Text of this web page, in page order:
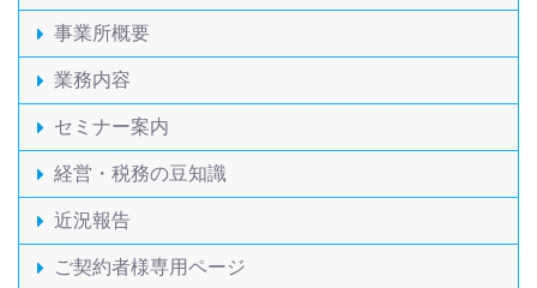
事業所概要
業務内容
セミナー案内
経営・税務の豆知識
近況報告
ご契約者様専用ページ